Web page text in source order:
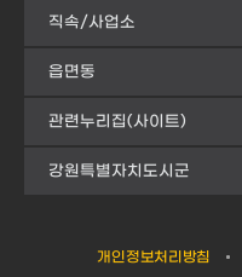
직속/사업소
읍면동
관련누리집(사이트)
강원특별자치도시군
개인정보처리방침